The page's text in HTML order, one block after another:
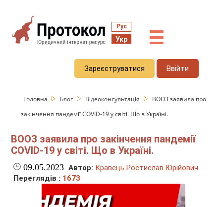
Рус
Укр ☰
Зареєструватися Ввійти
Головна Блог Відеоконсультація
ВООЗ заявила про
закінчення пандемії COVID-19 у світі. Що в Україні.
ВООЗ заявила про закінчення пандемії
COVID-19 у світі. Що в Україні.
09.05.2023 Автор: Кравець Ростислав Юрійович
Переглядів : 1673